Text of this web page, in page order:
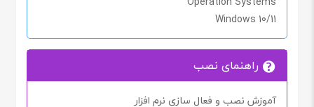
Windows 10/11
راهنمای نصب
آموزش نصب و فعال سازی نرم افزار